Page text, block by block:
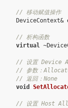
// 移动赋值操作
DeviceContext&
// 析构函数
virtual ~
// 设置 Device
// 参数：
// 返回：None
void
// 设置 Host